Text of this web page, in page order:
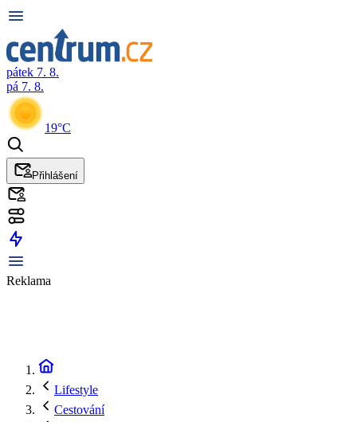
pátek 7. 8.
pá 7. 8.
19°C
Přihlášení
Reklama
Lifestyle
Cestování